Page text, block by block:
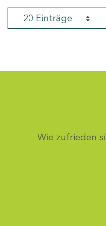
20 Einträge
Wie zufrieden